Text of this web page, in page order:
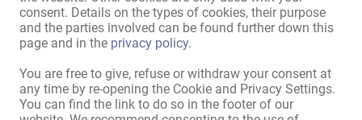
consent. Details on the types of cookies, their purpose
and the parties involved can be found further down this
page and in the privacy policy.
You are free to give, refuse or withdraw your consent at
any time by re-opening the Cookie and Privacy Settings.
You can find the link to do so in the footer of our
Locuri de parcare pentru
doamne:
există
Locuri de parcare pentru
în imediata vecinătate:
Staţie de autobuz, Metrou /
tren rapid,Farmacie,